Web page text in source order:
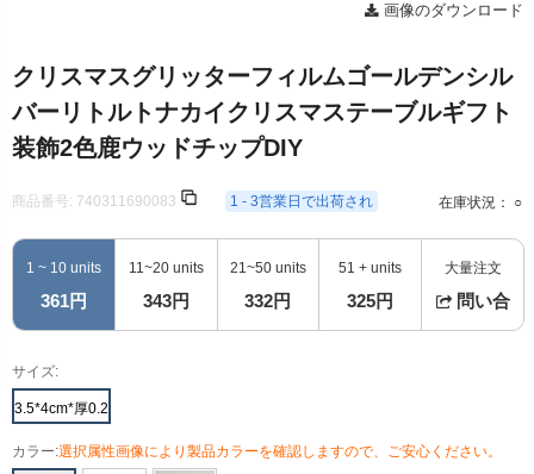
画像のダウンロード
クリスマスグリッターフィルムゴールデンシル
バーリトルトナカイクリスマステーブルギフト
装飾2色鹿ウッドチップDIY
商品番号: 740311690083 1 - 3営業日で出荷され 在庫状況： ○
1 ~ 10 units
361円
11~20 units
343円
21~50 units
332円
51 + units
325円
大量注文
問い合
サイズ:
3.5*4cm*厚0.2
カラー:選択属性画像により製品カラーを確認しますので、ご安心ください。